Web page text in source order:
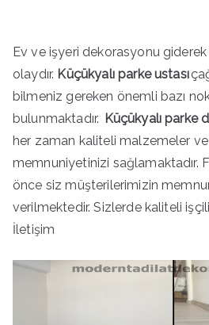
Ev ve işyeri dekorasyonu
olaydır. Küçükyalı parke ustası
bilmeniz gereken önemli bazı
bulunmaktadır. Küçükyalı parke
her zaman kaliteli malzemeler
memnuniyetinizi sağlamaktadır.
önce siz müşterilerimizin
verilmektedir. Sizlerde kaliteli
İletişim